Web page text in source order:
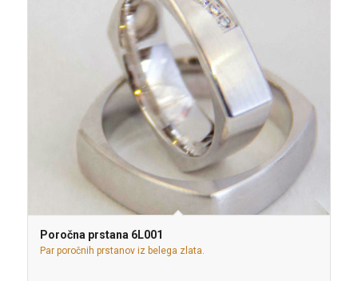
Poročna prstana 6L001
Par poročnih prstanov iz belega zlata.